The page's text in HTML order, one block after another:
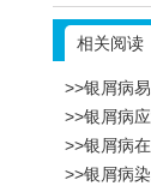
相关阅读
>>银屑病
>>银屑病
>>银屑病
>>银屑病